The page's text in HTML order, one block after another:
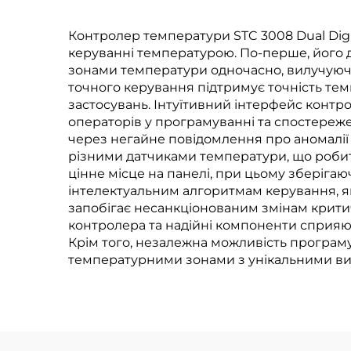
застосунків
Контролер температури STC 3008 Dual
керуванні температурою. По-перше, його
зонами температури одночасно,
точного керування підтримує точність
застосувань. Інтуїтивний інтерфейс
операторів у програмуванні та
через негайне повідомлення про
різними датчиками температури, що
цінне місце на панелі, при цьому
інтелектуальним алгоритмам керування,
запобігає несанкціонованим змінам
контролера та надійні компоненти
Крім того, незалежна можливість
температурними зонами з унікальними